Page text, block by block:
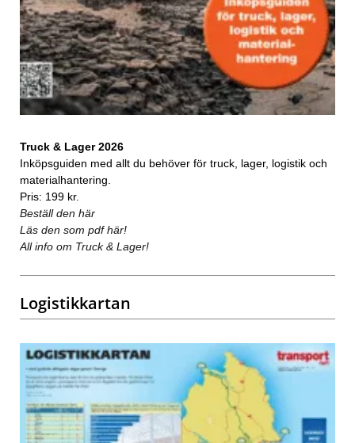
Truck & Lager 2026
Inköpsguiden med allt du behöver för truck, lager, logistik och
materialhantering.
Pris: 199 kr.
Beställ den här
Läs den som pdf här!
All info om Truck & Lager!
Logistikkartan